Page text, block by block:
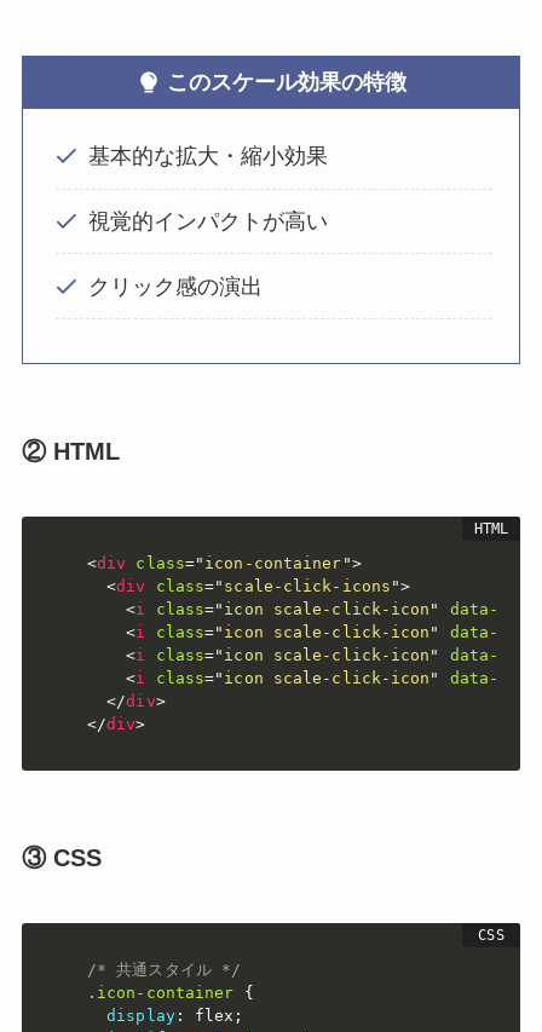
このスケール効果の特徴
基本的な拡大・縮小効果
視覚的インパクトが高い
クリック感の演出
② HTML
<div class=" icon-container ">
<div class=" scale-click-icons ">
<i class=" icon scale-click-icon " data-icon
<i class=" icon scale-click-icon " data-icon
<i class=" icon scale-click-icon " data-icon
<i class=" icon scale-click-icon " data-icon
</div>
</div>
③ CSS
/* 共通スタイル */
.icon-container
{
display: flex ;